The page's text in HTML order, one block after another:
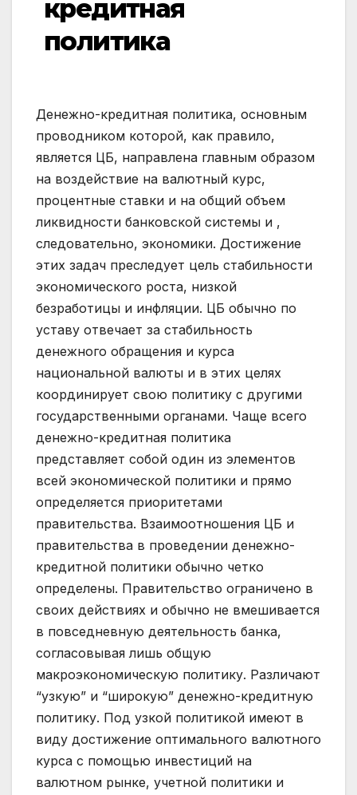
кредитная
политика
Денежно-кредитная политика, основным
проводником которой, как правило,
является ЦБ, направлена главным образом
на воздействие на валютный курс,
процентные ставки и на общий объем
ликвидности банковской системы и ,
следовательно, экономики. Достижение
этих задач преследует цель стабильности
экономического роста, низкой
безработицы и инфляции. ЦБ обычно по
уставу отвечает за стабильность
денежного обращения и курса
национальной валюты и в этих целях
координирует свою политику с другими
государственными органами. Чаще всего
денежно-кредитная политика
представляет собой один из элементов
всей экономической политики и прямо
определяется приоритетами
правительства. Взаимоотношения ЦБ и
правительства в проведении денежно-
кредитной политики обычно четко
определены. Правительство ограничено в
своих действиях и обычно не вмешивается
в повседневную деятельность банка,
согласовывая лишь общую
макроэкономическую политику. Различают
“узкую” и “широкую” денежно-кредитную
политику. Под узкой политикой имеют в
виду достижение оптимального валютного
курса с помощью инвестиций на
валютном рынке, учетной политики и